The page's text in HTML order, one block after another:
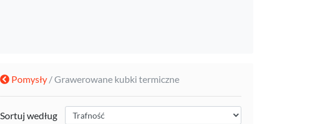
Pomysły / Grawerowane kubki termiczne
Sortuj według